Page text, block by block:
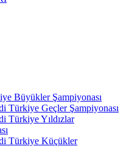
Büyükler Şampiyonası
Türkiye Geçler Şampiyonası
Türkiye Yıldızlar
Türkiye Küçükler